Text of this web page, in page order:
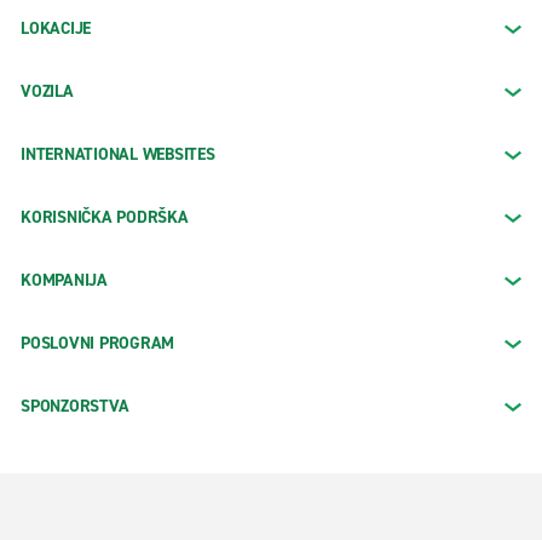
LOKACIJE
VOZILA
INTERNATIONAL WEBSITES
KORISNIČKA PODRŠKA
KOMPANIJA
POSLOVNI PROGRAM
SPONZORSTVA